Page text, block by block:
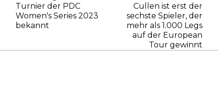
Turnier der PDC
Women's Series 2023
bekannt
Cullen ist erst der
sechste Spieler, der
mehr als 1.000 Legs
auf der European
Tour gewinnt